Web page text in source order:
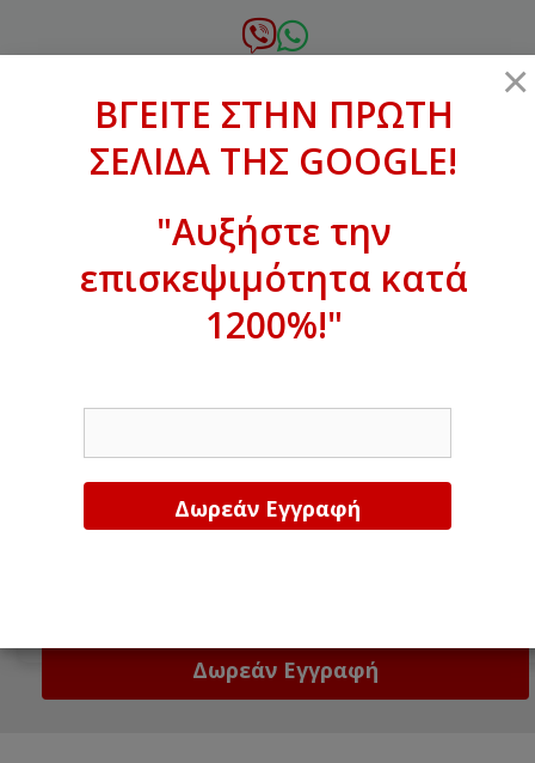
σε
xanthogenous@gmail.com
ΒΓΕΙΤΕ ΣΤΗΝ ΠΡΩΤΗ ΣΕΛΙΔΑ ΤΗΣ
GOOGLE!
×
ΒΓΕΙΤΕ ΣΤΗΝ ΠΡΩΤΗ
ΣΕΛΙΔΑ ΤΗΣ GOOGLE!
"Αυξήστε την
επισκεψιμότητα κατά
1200%!"